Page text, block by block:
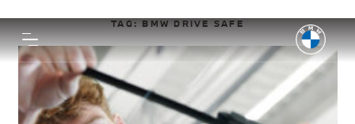
TAG:BMW DRIVE SAFE